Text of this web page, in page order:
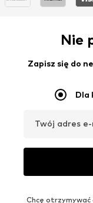
Nie
Zapisz się do
Dla
Twój adres
Chcę otrzymywać